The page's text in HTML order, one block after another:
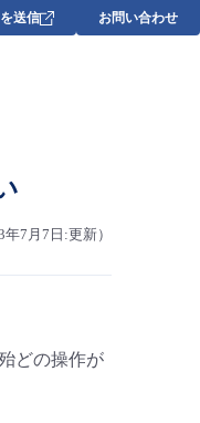
送信 お問い合わせ
7月7日:更新）
どの操作が